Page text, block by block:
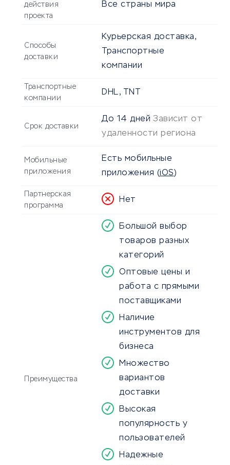
действия
проекта
Все страны мира
Способы
доставки
Курьерская доставка,
Транспортные
компании
Транспортные
компании
DHL, TNT
Срок доставки
До 14 дней Зависит от
удаленности региона
Мобильные
приложения
Есть мобильные
приложения (iOS)
Партнерская
программа
Нет
Преимущества
Большой выбор
товаров разных
категорий
Оптовые цены и
работа с прямыми
поставщиками
Наличие
инструментов для
бизнеса
Множество
вариантов
доставки
Высокая
популярность у
пользователей
Надежные